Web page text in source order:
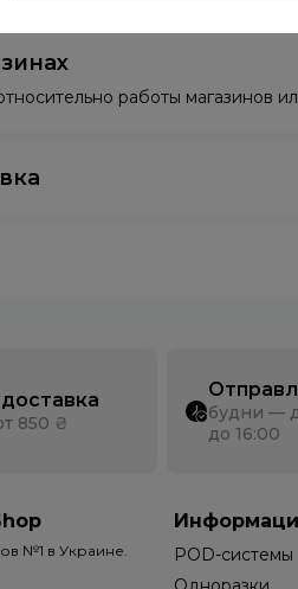
работы магазинов
850 ₴
будни —
до 16:00
№1 в Украине.
POD-системы